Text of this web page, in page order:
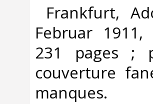
Frankfurt,
Februar
231 pages ;
couverture
manques. ‎